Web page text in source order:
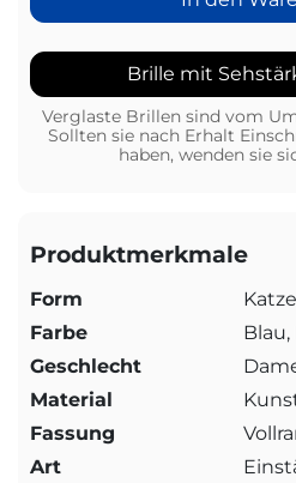
Brille mit
Verglaste Brillen sind vom
Sollten sie nach Erhalt
haben, wenden sie
Produktmerkmale
Form
Farbe
Blau,
Geschlecht
Material
Fassung
Art